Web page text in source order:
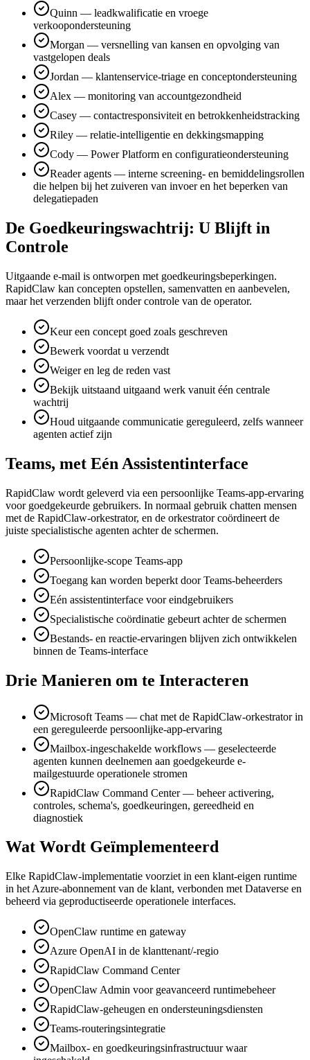
Quinn — leadkwalificatie en vroege
verkoopondersteuning
Morgan — versnelling van kansen en opvolging van
vastgelopen deals
Jordan — klantenservice-triage en conceptondersteuning
Alex — monitoring van accountgezondheid
Casey — contactresponsiviteit en betrokkenheidstracking
Riley — relatie-intelligentie en dekkingsmapping
Cody — Power Platform en configuratieondersteuning
Reader agents — interne screening- en bemiddelingsrollen
die helpen bij het zuiveren van invoer en het beperken van
delegatiepaden
De Goedkeuringswachtrij: U Blijft in
Controle
Uitgaande e-mail is ontworpen met goedkeuringsbeperkingen.
RapidClaw kan concepten opstellen, samenvatten en aanbevelen,
maar het verzenden blijft onder controle van de operator.
Keur een concept goed zoals geschreven
Bewerk voordat u verzendt
Weiger en leg de reden vast
Bekijk uitstaand uitgaand werk vanuit één centrale
wachtrij
Houd uitgaande communicatie gereguleerd, zelfs wanneer
agenten actief zijn
Teams, met Eén Assistentinterface
RapidClaw wordt geleverd via een persoonlijke Teams-app-ervaring
voor goedgekeurde gebruikers. In normaal gebruik chatten mensen
met de RapidClaw-orkestrator, en de orkestrator coördineert de
juiste specialistische agenten achter de schermen.
Persoonlijke-scope Teams-app
Toegang kan worden beperkt door Teams-beheerders
Eén assistentinterface voor eindgebruikers
Specialistische coördinatie gebeurt achter de schermen
Bestands- en reactie-ervaringen blijven zich ontwikkelen
binnen de Teams-interface
Drie Manieren om te Interacteren
Microsoft Teams — chat met de RapidClaw-orkestrator in
een gereguleerde persoonlijke-app-ervaring
Mailbox-ingeschakelde workflows — geselecteerde
agenten kunnen deelnemen aan goedgekeurde e-
mailgestuurde operationele stromen
RapidClaw Command Center — beheer activering,
controles, schema's, goedkeuringen, gereedheid en
diagnostiek
Wat Wordt Geïmplementeerd
Elke RapidClaw-implementatie voorziet in een klant-eigen runtime
in het Azure-abonnement van de klant, verbonden met Dataverse en
beheerd via geproductiseerde operationele interfaces.
OpenClaw runtime en gateway
Azure OpenAI in de klanttenant/-regio
RapidClaw Command Center
OpenClaw Admin voor geavanceerd runtimebeheer
RapidClaw-geheugen en ondersteuningsdiensten
Teams-routeringsintegratie
Mailbox- en goedkeuringsinfrastructuur waar